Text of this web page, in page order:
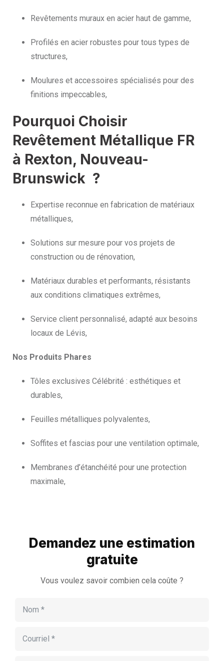
Revêtements muraux en acier haut de gamme,
Profilés en acier robustes pour tous types de
structures,
Moulures et accessoires spécialisés pour des
finitions impeccables,
Pourquoi Choisir
Revêtement Métallique FR
à Rexton, Nouveau-
Brunswick ?
Expertise reconnue en fabrication de matériaux
métalliques,
Solutions sur mesure pour vos projets de
construction ou de rénovation,
Matériaux durables et performants, résistants
aux conditions climatiques extrêmes,
Service client personnalisé, adapté aux besoins
locaux de Lévis,
Nos Produits Phares
Tôles exclusives Célébrité : esthétiques et
durables,
Feuilles métalliques polyvalentes,
Soffites et fascias pour une ventilation optimale,
Membranes d’étanchéité pour une protection
maximale,
Demandez une estimation
gratuite
Vous voulez savoir combien cela coûte ?